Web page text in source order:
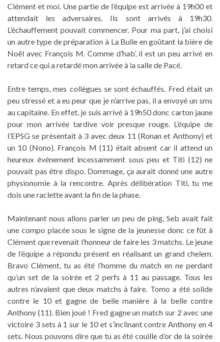
Clément et moi. Une partie de l’équipe est arrivée à 19h00 et
attendait les adversaires. Ils sont arrivés à 19h30.
L’échauffement pouvait commencer. Pour ma part, j’ai choisi
un autre type de préparation à La Bulle en goûtant la bière de
Noël avec François M. Comme d’hab’, il est un peu arrivé en
retard ce qui a retardé mon arrivée à la salle de Pacé.
Entre temps, mes collègues se sont échauffés. Fred était un
peu stressé et a eu peur que je n’arrive pas, il a envoyé un sms
au capitaine. En effet, je suis arrivé à 19h50 donc carton jaune
pour mon arrivée tardive voir presque rouge. L’équipe de
l’EPSG se présentait à 3 avec deux 11 (Ronan et Anthony) et
un 10 (Nono). François M (11) était absent car il attend un
heureux événement incessamment sous peu et Titi (12) ne
pouvait pas être dispo. Dommage, ça aurait donné une autre
physionomie à la rencontre. Après délibération Titi, tu me
dois une raclette avant la fin de la phase.
Maintenant nous allons parler un peu de ping, Seb avait fait
une compo placée sous le signe de la jeunesse donc ce fût à
Clément que revenait l’honneur de faire les 3 matchs. Le jeune
de l’équipe a répondu présent en réalisant un grand chelem.
Bravo Clément, tu as été l’homme du match en ne perdant
qu’un set de la soirée et 2 perfs à 11 au passage. Tous les
autres n’avaient que deux matchs à faire. Tomo a été solide
contre le 10 et gagne de belle manière à la belle contre
Anthony (11). Bien joué ! Fred gagne un match sur 2 avec une
victoire 3 sets à 1 sur le 10 et s’inclinant contre Anthony en 4
sets. Nous pouvons dire que tu as été couille d’or de la soirée